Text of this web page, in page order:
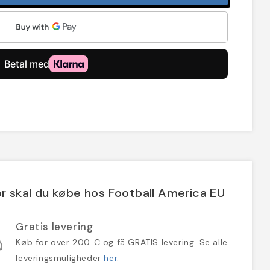
skal du købe hos Football America EU
Gratis levering
Køb for over 200 € og få GRATIS levering. Se alle
leveringsmulighederher.